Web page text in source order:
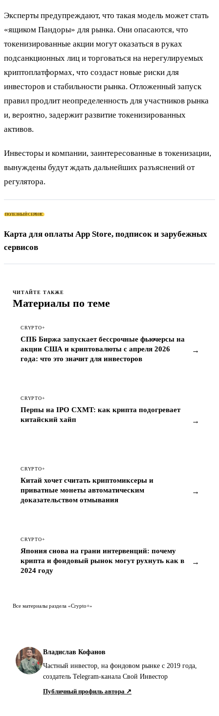
Эксперты предупреждают, что такая модель может стать
«ящиком Пандоры» для рынка. Они опасаются, что
токенизированные акции могут оказаться в руках
подсанкционных лиц и торговаться на нерегулируемых
криптоплатформах, что создаст новые риски для
инвесторов и стабильности рынка. Отложенный запуск
правил продлит неопределенность для участников рынка
и, вероятно, задержит развитие токенизированных
активов.
Инвесторы и компании, заинтересованные в токенизации,
вынуждены будут ждать дальнейших разъяснений от
регулятора.
ПОЛЕЗНЫЙ СЕРВИС
Карта для оплаты App Store, подписок и зарубежных
сервисов
ЧИТАЙТЕ ТАКЖЕ
Материалы по теме
CRYPTO+
СПБ Биржа запускает бессрочные фьючерсы на
акции США и криптовалюты с апреля 2026
года: что это значит для инвесторов
→
CRYPTO+
Перпы на IPO CXMT: как крипта подогревает
китайский хайп
→
CRYPTO+
Китай хочет считать криптомиксеры и
приватные монеты автоматическим
доказательством отмывания
→
CRYPTO+
Япония снова на грани интервенций: почему
крипта и фондовый рынок могут рухнуть как в
2024 году
→
Все материалы раздела «Crypto+»
Владислав Кофанов
Частный инвестор, на фондовом рынке с 2019 года,
создатель Telegram-канала Свой Инвестор
Публичный профиль автора ↗